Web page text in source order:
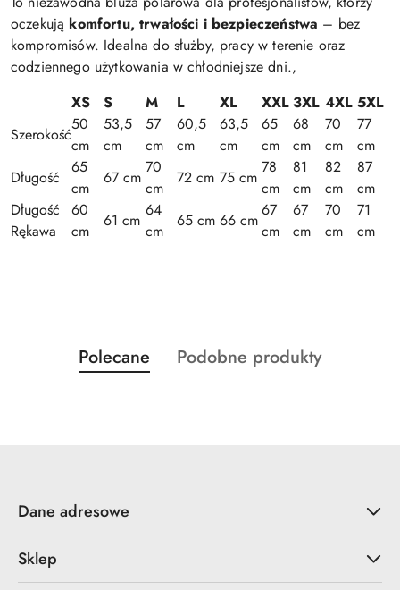
oczekują komfortu, trwałości i bezpieczeństwa – bez
kompromisów. Idealna do służby, pracy w terenie oraz
codziennego użytkowania w chłodniejsze dni.,
XS
S M L XL XXL 3XL 4XL 5XL
Szerokość
50
cm
53,5
cm
57
cm
60,5
cm
63,5
cm
65
cm
68
cm
70
cm
77
cm
Długość
65
cm
67 cm
70
cm
72 cm 75 cm
78
cm
81
cm
82
cm
87
cm
Długość
Rękawa
60
cm
61 cm
64
cm
65 cm 66 cm
67
cm
67
cm
70
cm
71
cm
Pomiń karuzelę produktów
Produkty
o
Polecane
Produkty
Podobne produkty
Dane adresowe
Sklep